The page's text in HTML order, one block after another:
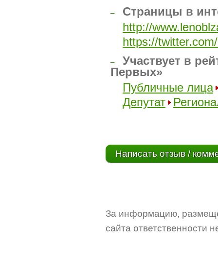
–
Страницы в
http://
https://
–
Участвует в
Первых»
Публичные лица
Депутат
Написать отзыв /
За информацию,
сайта ответственности